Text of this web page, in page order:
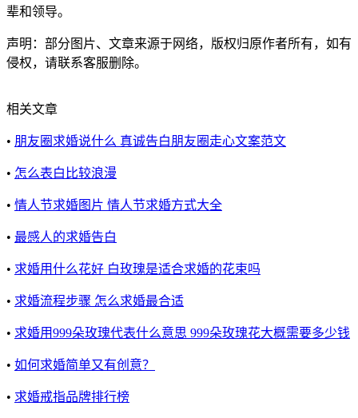
辈和领导。
声明：部分图片、文章来源于网络，版权归原作者所有，如有
侵权，请联系客服删除。
相关文章
• 朋友圈求婚说什么 真诚告白朋友圈走心文案范文
• 怎么表白比较浪漫
• 情人节求婚图片 情人节求婚方式大全
• 最感人的求婚告白
• 求婚用什么花好 白玫瑰是适合求婚的花束吗
• 求婚流程步骤 怎么求婚最合适
• 求婚用999朵玫瑰代表什么意思 999朵玫瑰花大概需要多少钱
• 如何求婚简单又有创意？
• 求婚戒指品牌排行榜